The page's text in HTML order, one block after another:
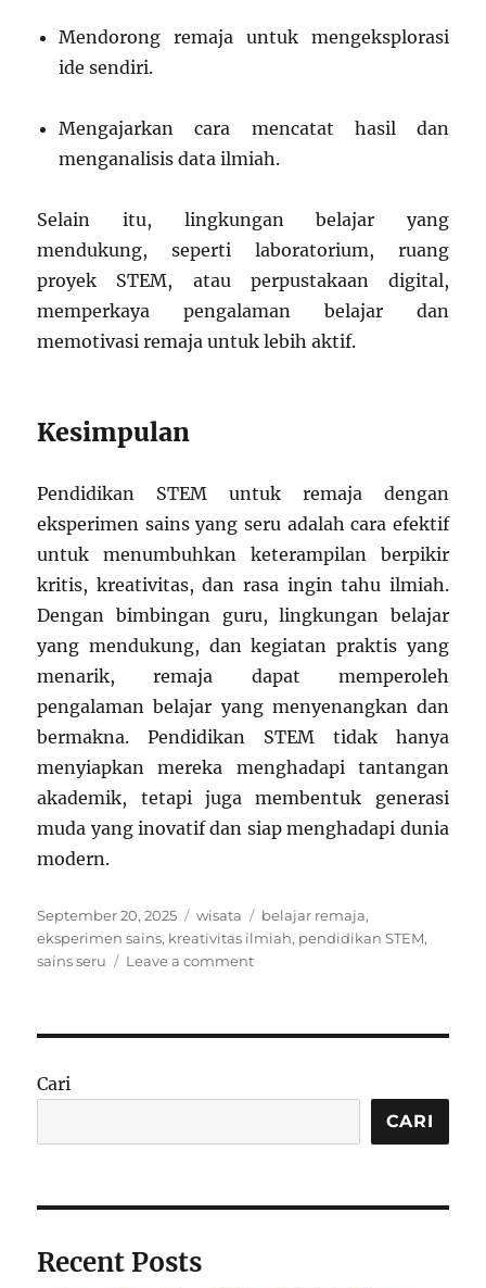
Mendorong remaja untuk mengeksplorasi
ide sendiri.
Mengajarkan cara mencatat hasil dan
menganalisis data ilmiah.
Selain itu, lingkungan belajar yang
mendukung, seperti laboratorium, ruang
proyek STEM, atau perpustakaan digital,
memperkaya pengalaman belajar dan
memotivasi remaja untuk lebih aktif.
Kesimpulan
Pendidikan STEM untuk remaja dengan
eksperimen sains yang seru adalah cara efektif
untuk menumbuhkan keterampilan berpikir
kritis, kreativitas, dan rasa ingin tahu ilmiah.
Dengan bimbingan guru, lingkungan belajar
yang mendukung, dan kegiatan praktis yang
menarik, remaja dapat memperoleh
pengalaman belajar yang menyenangkan dan
bermakna. Pendidikan STEM tidak hanya
menyiapkan mereka menghadapi tantangan
akademik, tetapi juga membentuk generasi
muda yang inovatif dan siap menghadapi dunia
modern.
Posted
on
September 20, 2025 Categories
wisata Tags
belajar remaja,
eksperimen sains, kreativitas ilmiah, pendidikan STEM,
sains seru
Leave a commenton
Sains
Seru
Cari
CARI
Recent Posts